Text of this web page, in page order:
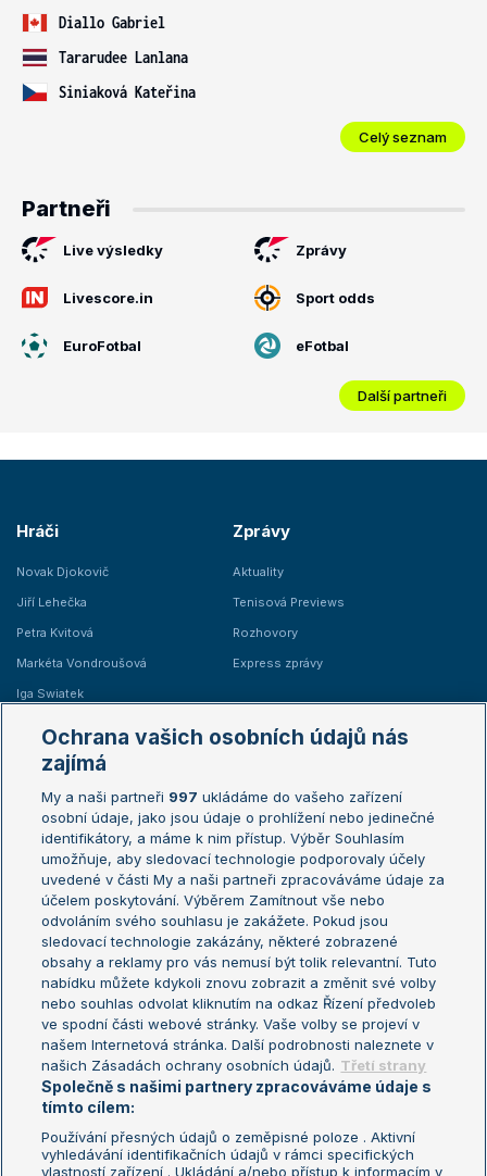
Diallo Gabriel
Tararudee Lanlana
Siniaková Kateřina
Celý seznam
Partneři
Live výsledky Zprávy
Livescore.in Sport odds
EuroFotbal eFotbal
Další partneři
Hráči
Novak Djokovič
Jiří Lehečka
Petra Kvitová
Markéta Vondroušová
Iga Swiatek
Zprávy
Aktuality
Tenisová Previews
Rozhovory
Express zprávy
Žebříčky
Žebříček ATP (muži)
Žebříček WTA (ženy)
Sázkařský žebříček
Australian Open
French Open
Wimbledon
US Open
Turnaj mistrů
Turnaj mistryň
Aktualní trendy
Fotbalové přestupy
Livesport Daily
LS Prague Open
Ochrana vašich osobních údajů nás
zajímá
My a naši partneři 997 ukládáme do vašeho zařízení
osobní údaje, jako jsou údaje o prohlížení nebo jedinečné
identifikátory, a máme k nim přístup. Výběr Souhlasím
umožňuje, aby sledovací technologie podporovaly účely
uvedené v části My a naši partneři zpracováváme údaje za
účelem poskytování. Výběrem Zamítnout vše nebo
odvoláním svého souhlasu je zakážete. Pokud jsou
sledovací technologie zakázány, některé zobrazené
obsahy a reklamy pro vás nemusí být tolik relevantní. Tuto
nabídku můžete kdykoli znovu zobrazit a změnit své volby
nebo souhlas odvolat kliknutím na odkaz Řízení předvoleb
ve spodní části webové stránky. Vaše volby se projeví v
našem Internetová stránka. Další podrobnosti naleznete v
našich Zásadách ochrany osobních údajů. Třetí strany
Společně s našimi partnery zpracováváme údaje s
tímto cílem:
Používání přesných údajů o zeměpisné poloze . Aktivní
vyhledávání identifikačních údajů v rámci specifických
vlastností zařízení . Ukládání a/nebo přístup k informacím v